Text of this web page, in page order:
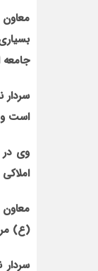
معاون
جامعه
سردار
است و
وی در
معاون
(ع)